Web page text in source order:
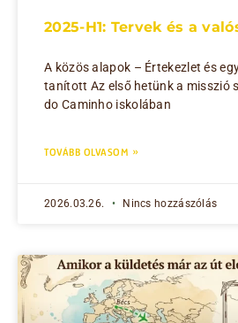
2025-H1: Tervek és a
A közös alapok – Értekezlet és
tanított Az első hetünk a misszió
do Caminho iskolában
TOVÁBB OLVASOM »
2026.03.26. Nincs hozzászólás